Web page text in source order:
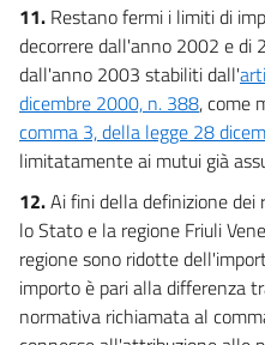
93
94
95
Allegati
Allegato 1
Allegato 1
11. Restano fermi i limiti di
decorrere dall'anno 2002 e di
dall'anno 2003 stabiliti dall'
dicembre 2000, n. 388, come
comma 3, della legge 28
limitatamente ai mutui già
12.Ai fini della definizione
lo Stato e la regione Friuli
regione sono ridotte
importo è pari alla differenza
normativa richiamata al